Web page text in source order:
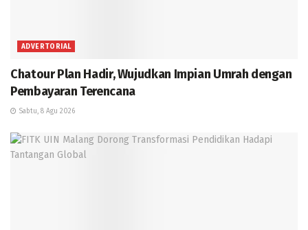
ADVERTORIAL
Chatour Plan Hadir, Wujudkan Impian Umrah dengan
Pembayaran Terencana
Sabtu, 8 Agu 2026